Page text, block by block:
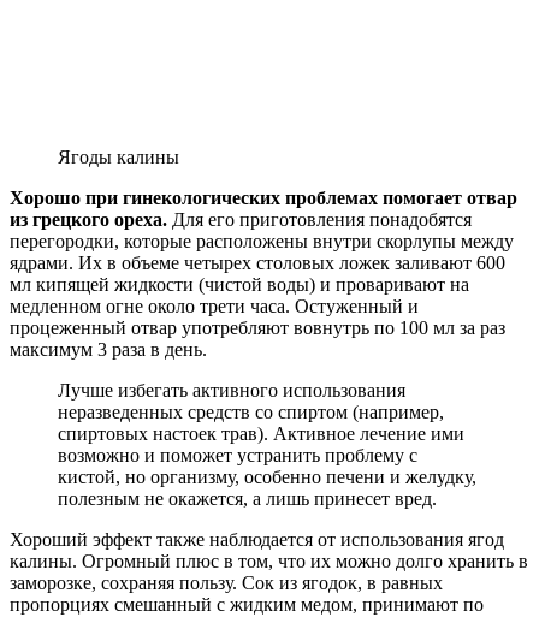
Ягоды калины
Хорошо при гинекологических проблемах помогает отвар
из грецкого ореха. Для его приготовления понадобятся
перегородки, которые расположены внутри скорлупы между
ядрами. Их в объеме четырех столовых ложек заливают 600
мл кипящей жидкости (чистой воды) и проваривают на
медленном огне около трети часа. Остуженный и
процеженный отвар употребляют вовнутрь по 100 мл за раз
максимум 3 раза в день.
Лучше избегать активного использования
неразведенных средств со спиртом (например,
спиртовых настоек трав). Активное лечение ими
возможно и поможет устранить проблему с
кистой, но организму, особенно печени и желудку,
полезным не окажется, а лишь принесет вред.
Хороший эффект также наблюдается от использования ягод
калины. Огромный плюс в том, что их можно долго хранить в
заморозке, сохраняя пользу. Сок из ягодок, в равных
пропорциях смешанный с жидким медом, принимают по